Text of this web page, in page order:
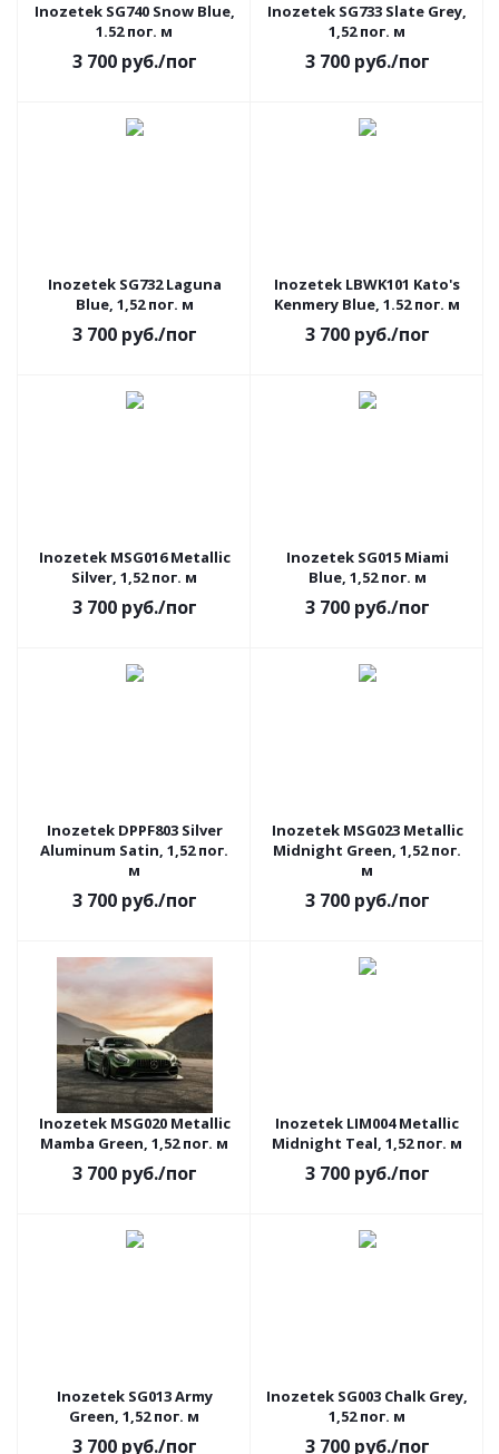
Inozetek SG740 Snow Blue,
1.52 пог. м
3 700руб./пог
Inozetek SG733 Slate Grey,
1,52 пог. м
3 700руб./пог
Inozetek SG732 Laguna
Blue, 1,52 пог. м
3 700руб./пог
Inozetek LBWK101 Kato's
Kenmery Blue, 1.52 пог. м
3 700руб./пог
Inozetek MSG016 Metallic
Silver, 1,52 пог. м
3 700руб./пог
Inozetek SG015 Miami
Blue, 1,52 пог. м
3 700руб./пог
Inozetek DPPF803 Silver
Aluminum Satin, 1,52 пог.
м
3 700руб./пог
Inozetek MSG023 Metallic
Midnight Green, 1,52 пог.
м
3 700руб./пог
Inozetek MSG020 Metallic
Mamba Green, 1,52 пог. м
3 700руб./пог
Inozetek LIM004 Metallic
Midnight Teal, 1,52 пог. м
3 700руб./пог
Inozetek SG013 Army
Green, 1,52 пог. м
3 700руб./пог
Inozetek SG003 Chalk Grey,
1,52 пог. м
3 700руб./пог